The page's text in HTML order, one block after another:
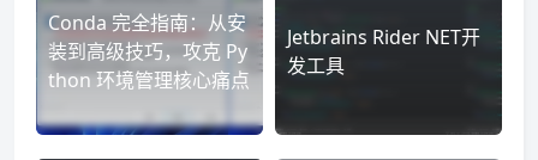
Conda 完全指南：从安
装到高级技巧，攻克 Py
thon 环境管理核心痛点
Jetbrains Rider NET开
发工具